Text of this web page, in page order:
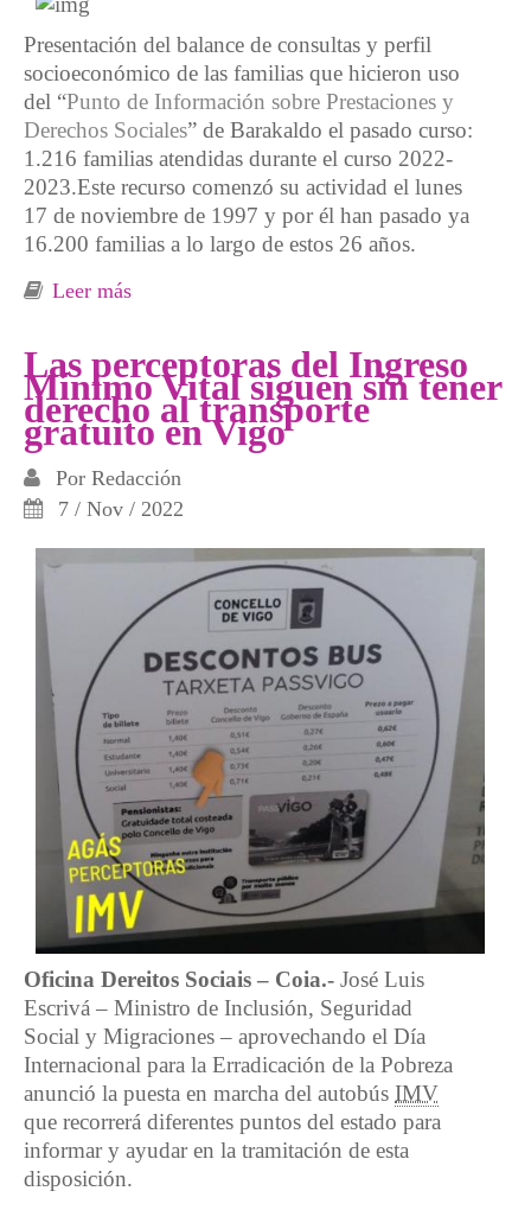
Presentación del balance de consultas y perfil
socioeconómico de las familias que hicieron uso
del “Punto de Información sobre Prestaciones y
Derechos Sociales” de Barakaldo el pasado curso:
1.216 familias atendidas durante el curso 2022-
2023.Este recurso comenzó su actividad el lunes
17 de noviembre de 1997 y por él han pasado ya
16.200 familias a lo largo de estos 26 años.
Leer más
sobre Prestaciones y Derechos Sociales” de
Barakaldo
Las perceptoras del Ingreso
Mínimo Vital siguen sin tener
derecho al transporte
gratuito en Vigo
Por Redacción
7 / Nov / 2022
Oficina Dereitos Sociais – Coia.- José Luis
Escrivá – Ministro de Inclusión, Seguridad
Social y Migraciones – aprovechando el Día
Internacional para la Erradicación de la Pobreza
anunció la puesta en marcha del autobús IMV
que recorrerá diferentes puntos del estado para
informar y ayudar en la tramitación de esta
disposición.